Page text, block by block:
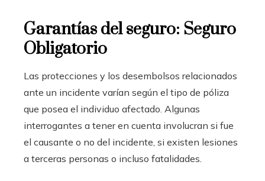
Garantías del seguro: Seguro
Obligatorio
Las protecciones y los desembolsos relacionados
ante un incidente varían según el tipo de póliza
que posea el individuo afectado. Algunas
interrogantes a tener en cuenta involucran si fue
el causante o no del incidente, si existen lesiones
a terceras personas o incluso fatalidades.